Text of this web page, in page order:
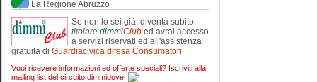
La Regione Abruzzo
Se non lo sei già, diventa subito
titolare dimmiClub ed avrai accesso
a servizi riservati ed all'assistenza
gratuita di Guardiacivica difesa Consumatori
Vuoi ricevere informazioni ed offerte speciali? Iscriviti alla
mailing list del circuito dimmidove !